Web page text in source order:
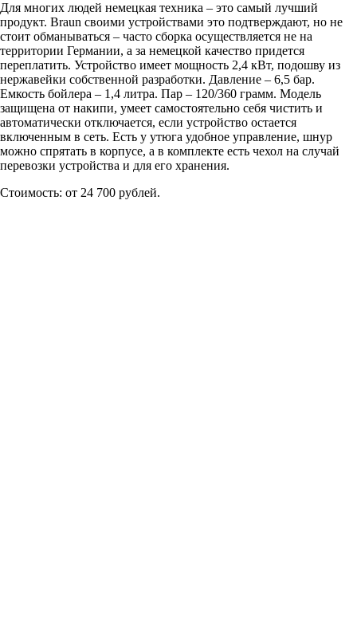
Для многих людей немецкая техника – это самый лучший
продукт. Braun своими устройствами это подтверждают, но не
стоит обманываться – часто сборка осуществляется не на
территории Германии, а за немецкой качество придется
переплатить. Устройство имеет мощность 2,4 кВт, подошву из
нержавейки собственной разработки. Давление – 6,5 бар.
Емкость бойлера – 1,4 литра. Пар – 120/360 грамм. Модель
защищена от накипи, умеет самостоятельно себя чистить и
автоматически отключается, если устройство остается
включенным в сеть. Есть у утюга удобное управление, шнур
можно спрятать в корпусе, а в комплекте есть чехол на случай
перевозки устройства и для его хранения.
Стоимость: от 24 700 рублей.